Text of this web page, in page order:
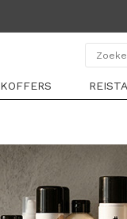
KOFFERS